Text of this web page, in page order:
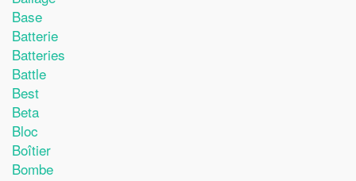
Base
Batterie
Batteries
Battle
Best
Beta
Bloc
Boîtier
Bombe